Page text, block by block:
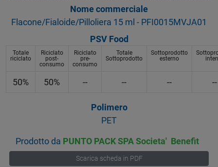
Nome commerciale
Flacone/Fialoide/Pilloliera 15 ml - PFI0015MVJA01
PSV Food
Totale
riciclato
Riciclato
post-
consumo
Riciclato
pre-
consumo
Totale
Sottoprodotto
Sottoprodotto
esterno
50% 50% -- -- -- --
Polimero
PET
Prodotto da PUNTO PACK SPA Societa' Benefit
Scarica scheda in PDF